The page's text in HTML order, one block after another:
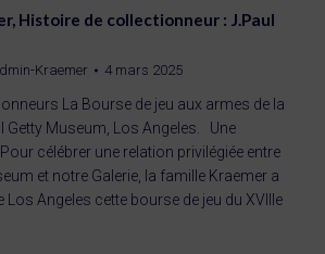
Histoire de collectionneur : J.Paul
Kraemer 4 mars 2025
La Bourse de jeu aux armes de la
Getty Museum, Los Angeles. Une
célébrer une relation privilégiée entre
et notre Galerie, la famille Kraemer a
Angeles cette bourse de jeu du XVIIIe